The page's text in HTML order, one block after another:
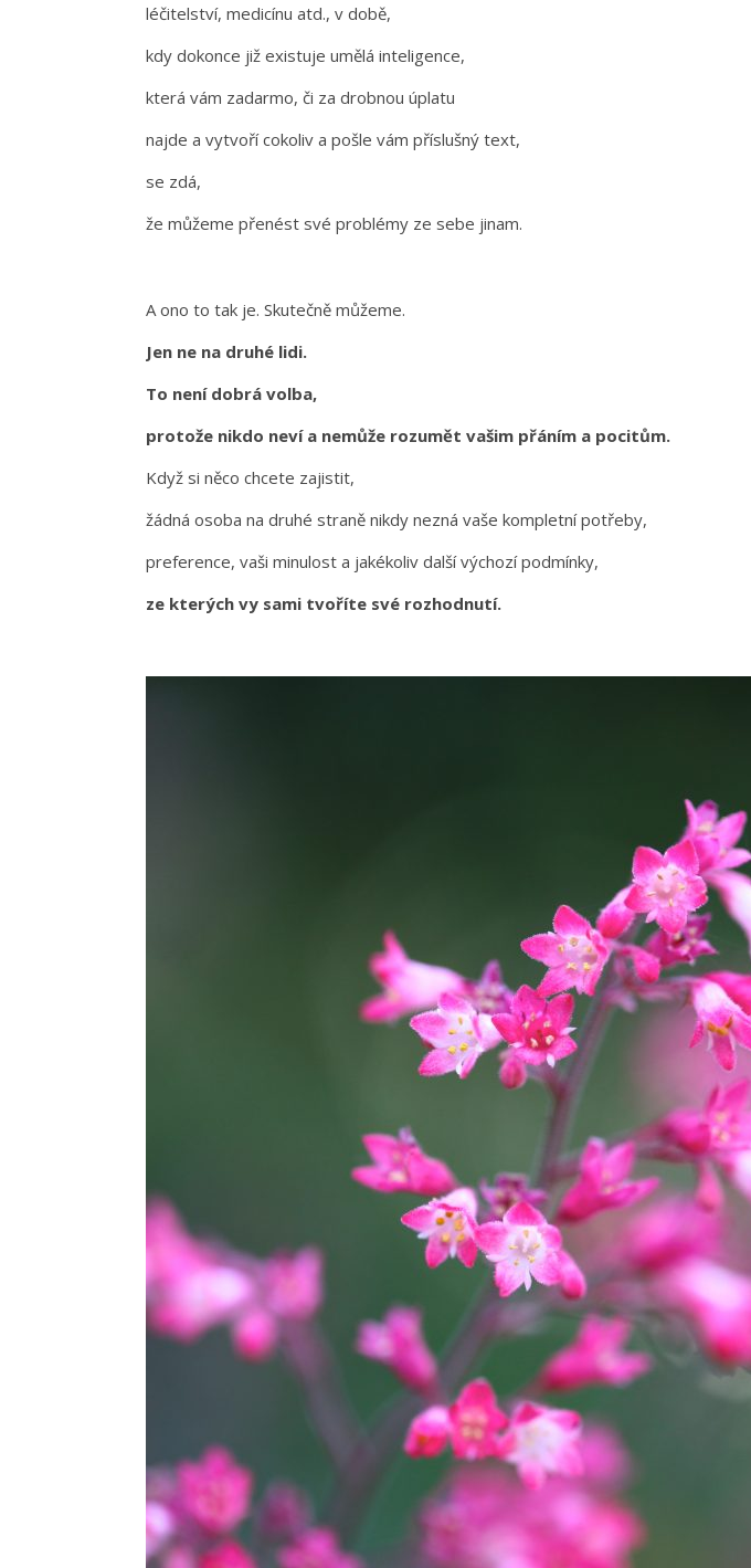
léčitelství, medicínu atd., v době,
kdy dokonce již existuje umělá inteligence,
která vám zadarmo, či za drobnou úplatu
najde a vytvoří cokoliv a pošle vám příslušný text,
se zdá,
že můžeme přenést své problémy ze sebe jinam.
A ono to tak je. Skutečně můžeme.
Jen ne na druhé lidi.
To není dobrá volba,
protože nikdo neví a nemůže rozumět vašim přáním a pocitům.
Když si něco chcete zajistit,
žádná osoba na druhé straně nikdy nezná vaše kompletní potřeby,
preference, vaši minulost a jakékoliv další výchozí podmínky,
ze kterých vy sami tvoříte své rozhodnutí.